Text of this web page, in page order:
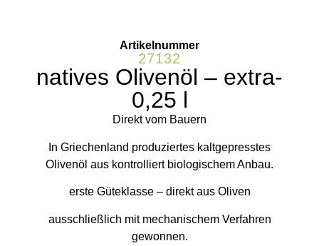
Artikelnummer
27132
natives Olivenöl – extra-
0,25 l
Direkt vom Bauern
In Griechenland produziertes kaltgepresstes
Olivenöl aus kontrolliert biologischem Anbau.
erste Güteklasse – direkt aus Oliven
ausschließlich mit mechanischem Verfahren
gewonnen.